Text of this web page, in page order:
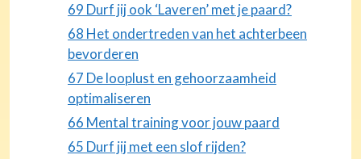
69 Durf jij ook ‘Laveren’ met je paard?
68 Het ondertreden van het achterbeen
bevorderen
67 De looplust en gehoorzaamheid
optimaliseren
66 Mental training voor jouw paard
65 Durf jij met een slof rijden?